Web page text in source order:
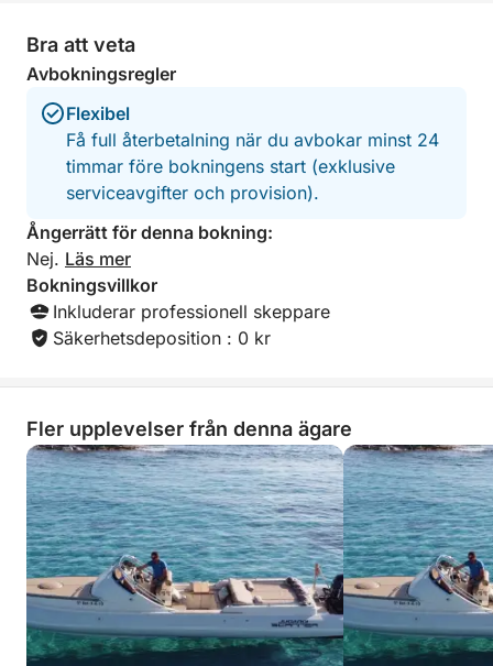
Bra att veta
Avbokningsregler
Flexibel
Få full återbetalning när du avbokar minst 24
timmar före bokningens start (exklusive
serviceavgifter och provision).
Ångerrätt för denna bokning:
Nej. Läs mer
Bokningsvillkor
Inkluderar professionell skeppare
Säkerhetsdeposition : 0 kr
Fler upplevelser från denna ägare